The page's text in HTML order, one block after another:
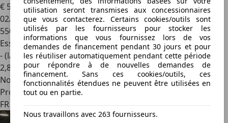
€ 5 300 000
02/2015
550 km
Essence
- (l/100 km)
2,8
Nouveau
Professionnel
FR 98000
utilisation seront transmises aux concessionnaires
que vous contacterez. Certains cookies/outils sont
utilisés par les fournisseurs pour stocker les
informations que vous fournissez lors de vos
demandes de financement pendant 30 jours et pour
les réutiliser automatiquement pendant cette période
pour répondre à de nouvelles demandes de
financement. Sans ces cookies/outils, ces
fonctionnalités étendues ne peuvent être utilisées en
tout ou en partie.
Nous travaillons avec 263 fournisseurs.